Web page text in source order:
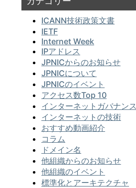
ICANN技術政策文書
IETF
Internet Week
IPアドレス
JPNICからのお知らせ
JPNICについて
JPNICのイベント
アクセス数Top 10
インターネットガバナンス
インターネットの技術
おすすめ動画紹介
コラム
ドメイン名
他組織からのお知らせ
他組織のイベント
標準化とアーキテクチャ